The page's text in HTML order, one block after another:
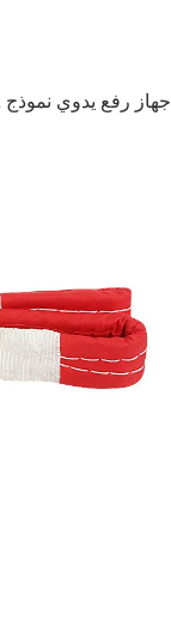
جهاز رفع يدوي نموذج VITAL بسعة 3 أمتار و3 أطنان